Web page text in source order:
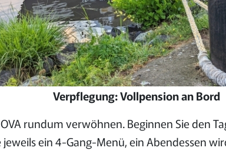
Verpflegung: Vollpension an Bord
rundum verwöhnen. Beginnen Sie den
ein 4-Gang-Menü, ein Abendessen